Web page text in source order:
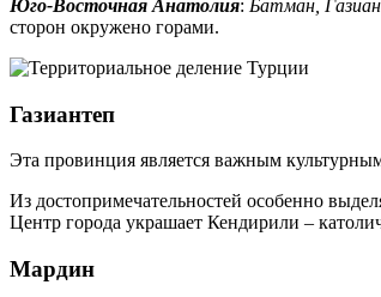
Юго-Восточная Анатолия: Батман,
сторон окружено горами.
Газиантеп
Эта провинция является важным
Из достопримечательностей особенно
Центр города украшает Кендирили –
Мардин